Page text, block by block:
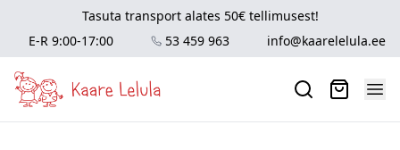
Tasuta transport alates 50€ tellimusest!
E-R 9:00-17:00
53 459 963 info@kaarelelula.ee